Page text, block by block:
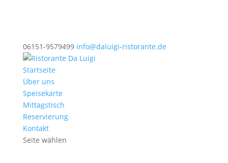
06151-9579499 info@daluigi-ristorante.de
Startseite
Über uns
Speisekarte
Mittagstisch
Reservierung
Kontakt
Seite wählen